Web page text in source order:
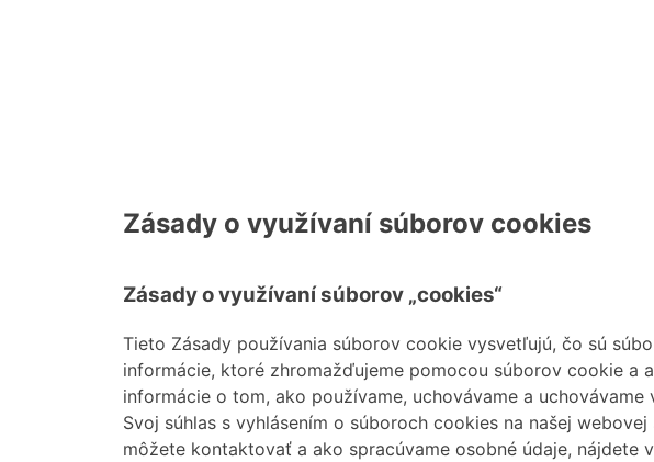
Zásady o využívaní súborov cookies
Zásady o využívaní súborov „cookies“
Tieto Zásady používania súborov cookie vysvetľujú, čo sú
informácie, ktoré zhromažďujeme pomocou súborov cookie
informácie o tom, ako používame, uchovávame a
Svoj súhlas s vyhlásením o súboroch cookies na našej
môžete kontaktovať a ako spracúvame osobné údaje, nájdete